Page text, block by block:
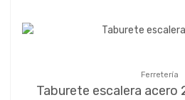
Ferretería
Taburete escalera acero